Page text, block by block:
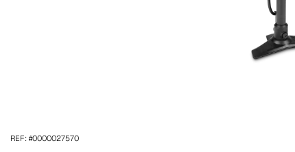
REF: #0000027570